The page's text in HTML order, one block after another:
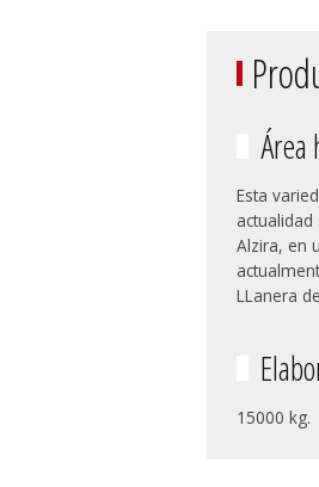
Área
Esta
Alzira, en
LLanera
15000 kg.